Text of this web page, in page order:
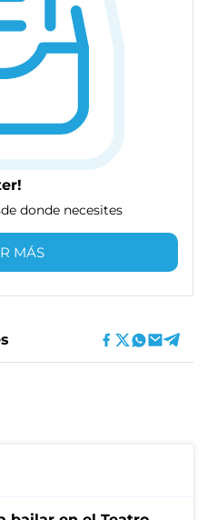
donde necesites
MÁS